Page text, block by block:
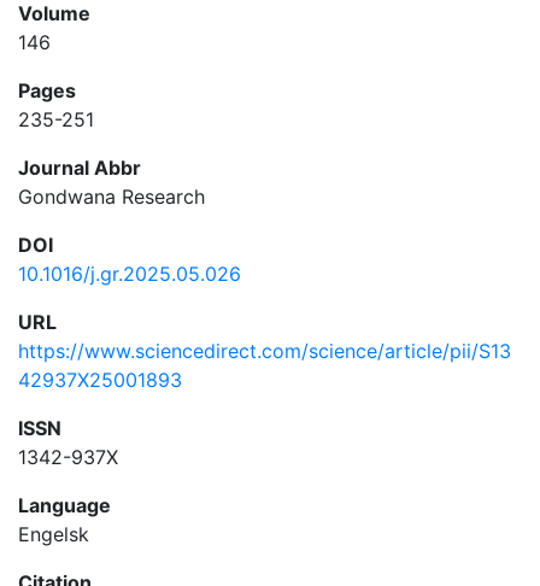
Volume
146
Pages
235-251
Journal Abbr
Gondwana Research
DOI
10.1016/j.gr.2025.05.026
URL
https://www.sciencedirect.com/science/article/pii/S13
42937X25001893
ISSN
1342-937X
Language
Engelsk